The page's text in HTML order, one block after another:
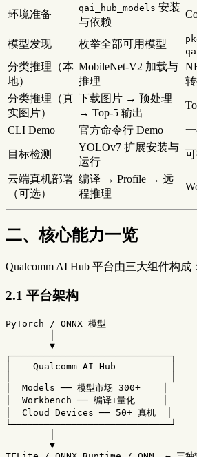
环境准备
qai_hub_models 安装
与依赖
模型发现 枚举全部可用模型
分类推理（本
地）
MobileNet-V2 加载与
推理
分类推理（真
实图片）
下载图片 → 预处理
→ Top-5 输出
CLI Demo 官方命令行 Demo
目标检测
YOLOv7 扩展安装与
运行
云端真机部署
（可选）
编译 → Profile → 远
程推理
二、核心能力一览
Qualcomm AI Hub 平台由三大组件构成：
2.1 平台架构
PyTorch / ONNX 模型
        ▼
┌─────────────────────────────┐
│    Qualcomm AI Hub          │
│  Models ── 模型市场 300+    │
│  Workbench ── 编译+量化     │
│  Cloud Devices ── 50+ 真机  │
└─────────────────────────────┘
        ▼